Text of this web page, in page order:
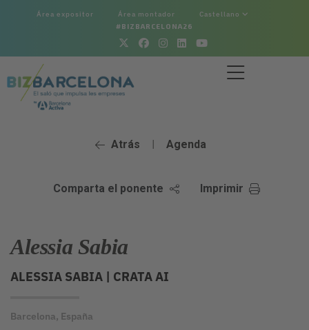
Área expositor Área montador Castellano
#BIZBARCELONA26
Atrás | Agenda
Comparta el ponente Imprimir
Alessia Sabia
ALESSIA SABIA | CRATA AI
Barcelona, España